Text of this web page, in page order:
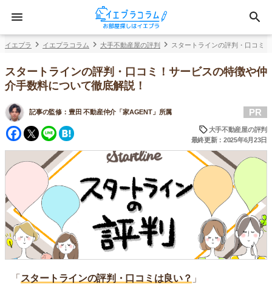
イエプラ イエプラコラム 大手不動産屋の評判 スタートラインの評判・口コミ
スタートラインの評判・口コミ！サービスの特徴や仲
介手数料について徹底解説！
記事の監修： 豊田 不動産仲介「家AGENT」所属
Facebook
Twitter
Line
PR
大手不動産屋の評判
最終更新：2025年6月23日
「 スタートラインの評判・口コミは良い？ 」